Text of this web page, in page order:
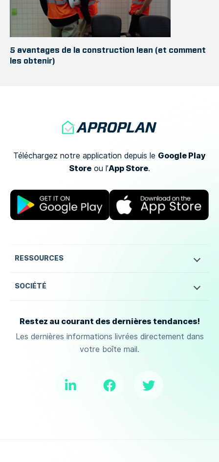
5 avantages de la construction lean (et comment
les obtenir)
Téléchargez notre application depuis le Google Play
Store ou l’App Store.
RESSOURCES
SOCIÉTÉ
Restez au courant des dernières tendances!
Les dernières informations livrées directement dans
votre boîte mail.